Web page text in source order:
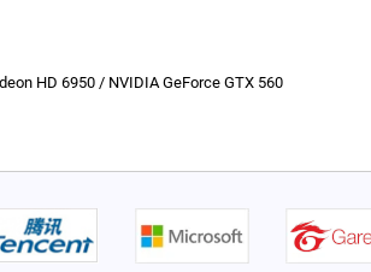
HD 6950 / NVIDIA GeForce GTX 560